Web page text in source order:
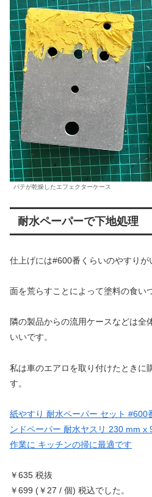
パテが乾燥したエフェクターケース
耐水ペーパーで下地処理
仕上げには#600番くらいのやすりが
面を荒らすことによって塗料の食い
隣の製品からの流用ケースなどは全
いいです。
私は車のエアロを取り付けたときに
す。
紙やすり 耐水ペーパー セット
ンドペーパー 耐水ヤスリ 230 mm x
作業に キッチンの掃に最適です
￥635 税抜
￥699 (￥27 / 個) 税込でした。